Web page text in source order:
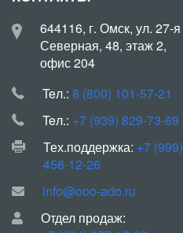
644116, г. Омск, ул. 27-я
Северная, 48, этаж 2,
офис 204
Teл.: 8 (800) 101-57-21
Teл.: +7 (939) 829-73-69
Тех.поддержка: +7 (999)
456-12-26
info@ooo-ado.ru
Отдел продаж: